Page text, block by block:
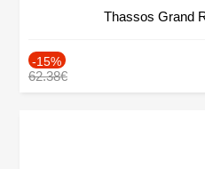
Thassos Grand
-15%
62.38€